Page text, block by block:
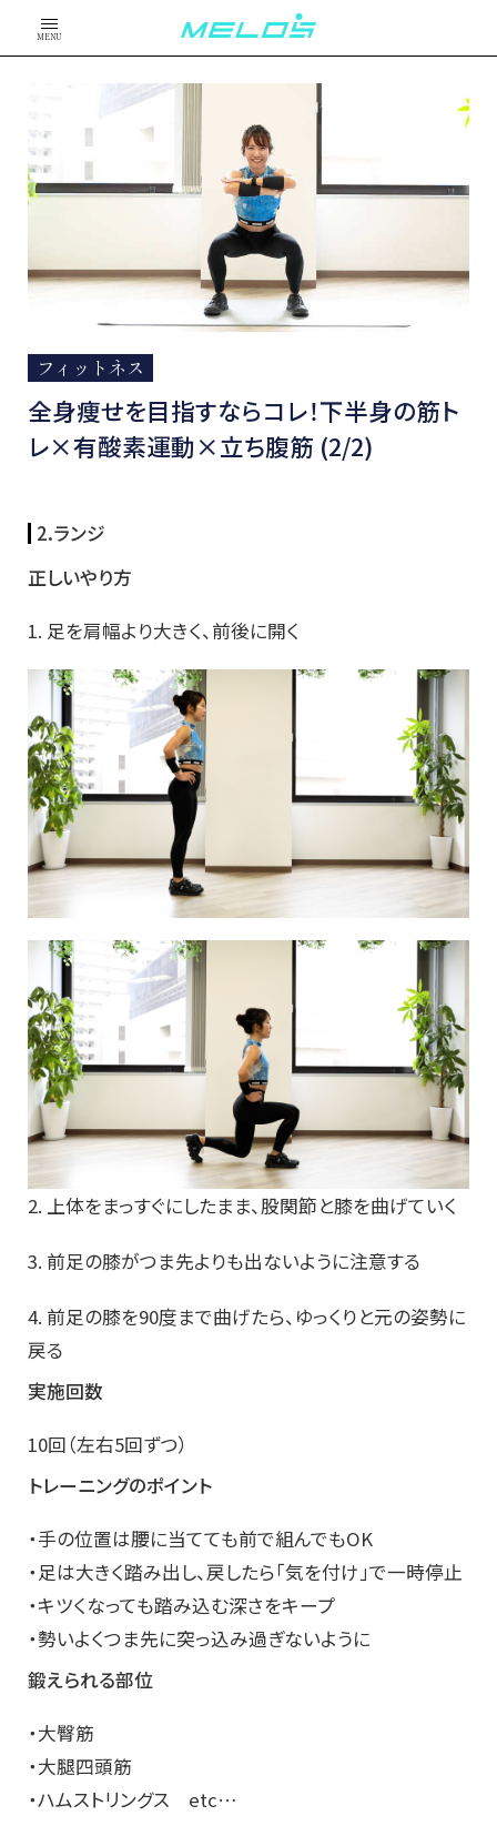
MENU
フィットネス
全身痩せを目指すならコレ！下半身の筋ト
レ×有酸素運動×立ち腹筋 (2/2)
2.ランジ
正しいやり方
1. 足を肩幅より大きく、前後に開く
2. 上体をまっすぐにしたまま、股関節と膝を曲げていく
3. 前足の膝がつま先よりも出ないように注意する
4. 前足の膝を90度まで曲げたら、ゆっくりと元の姿勢に
戻る
実施回数
10回（左右5回ずつ）
トレーニングのポイント
・手の位置は腰に当てても前で組んでもOK
・足は大きく踏み出し、戻したら「気を付け」で一時停止
・キツくなっても踏み込む深さをキープ
・勢いよくつま先に突っ込み過ぎないように
鍛えられる部位
・大臀筋
・大腿四頭筋
・ハムストリングス etc…